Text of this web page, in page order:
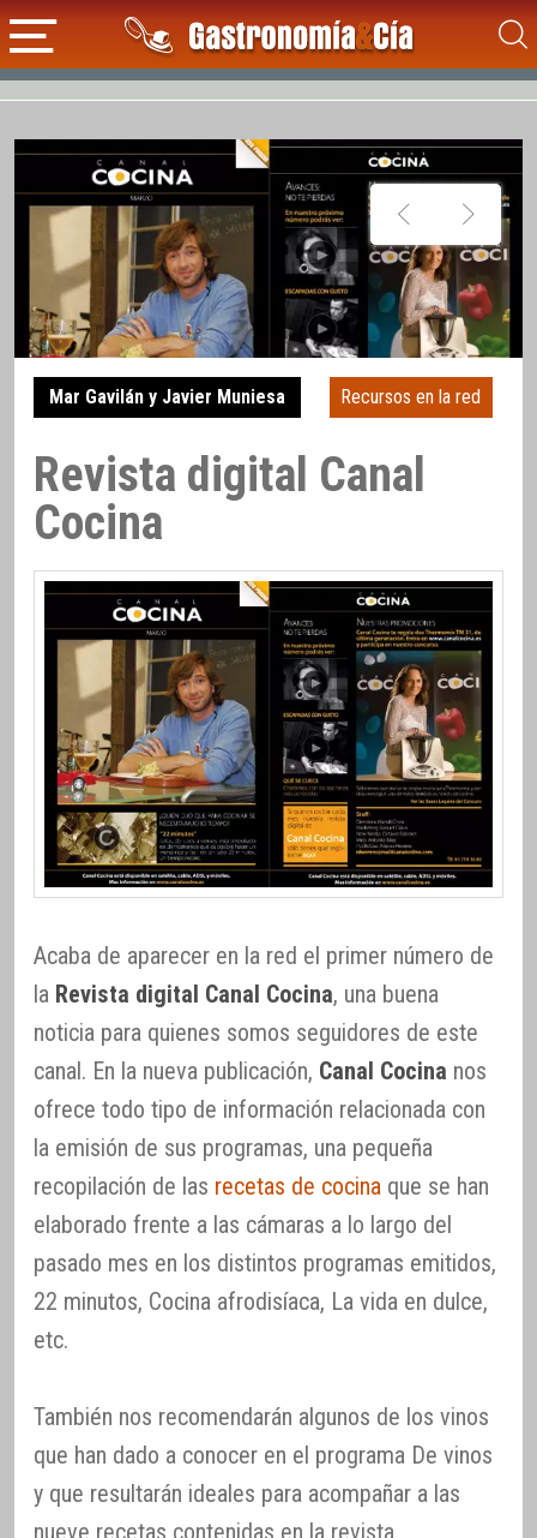
Mar Gavilán y Javier Muniesa Recursos en la red
Revista digital Canal
Cocina
Acaba de aparecer en la red el primer número de
la Revista digital Canal Cocina, una buena
noticia para quienes somos seguidores de este
canal. En la nueva publicación, Canal Cocina nos
ofrece todo tipo de información relacionada con
la emisión de sus programas, una pequeña
recopilación de las recetas de cocina que se han
elaborado frente a las cámaras a lo largo del
pasado mes en los distintos programas emitidos,
22 minutos, Cocina afrodisíaca, La vida en dulce,
etc.
También nos recomendarán algunos de los vinos
que han dado a conocer en el programa De vinos
y que resultarán ideales para acompañar a las
nueve recetas contenidas en la revista.